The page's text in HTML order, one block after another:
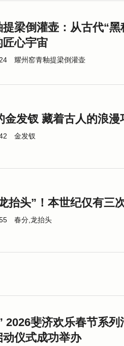
梁倒灌壶：从古代“黑
匠心宇宙
耀州窑青釉提梁倒灌壶
金发钗 藏着古人的浪漫
金发钗
抬头”！本世纪仅有三
春分,龙抬头
2026斐济欢乐春节系
仪式成功举办